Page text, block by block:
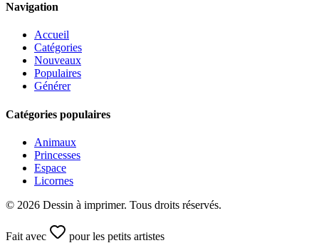
Navigation
Accueil
Catégories
Nouveaux
Populaires
Générer
Catégories populaires
Animaux
Princesses
Espace
Licornes
© 2026 Dessin à imprimer. Tous droits réservés.
Fait avec pour les petits artistes